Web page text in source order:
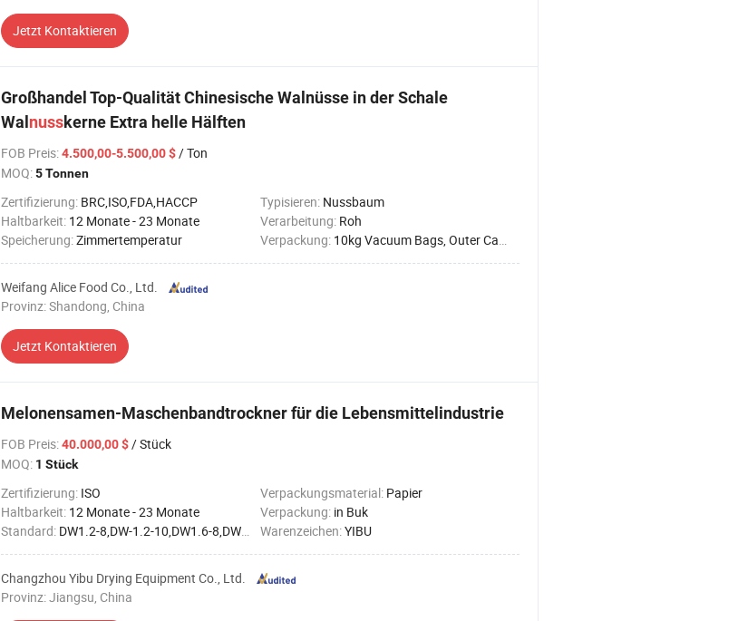
Jetzt Kontaktieren
Großhandel Top-Qualität Chinesische Walnüsse in der Schale
Wal nusskerne Extra helle Hälften
FOB Preis:4.500,00-5.500,00 $/ Ton
MOQ:5 Tonnen
Zertifizierung: BRC,ISO,FDA,HACCP Typisieren: Nussbaum
Haltbarkeit: 12 Monate - 23 Monate Verarbeitung: Roh
Speicherung:Zimmertemperatur Verpackung: 10kg Vacuum Bags, Outer Carton
Weifang Alice Food Co., Ltd.
Provinz: Shandong, China
Jetzt Kontaktieren
Melonensamen-Maschenbandtrockner für die Lebensmittelindustrie
FOB Preis:40.000,00 $/ Stück
MOQ: 1 Stück
Zertifizierung: ISO Verpackungsmaterial: Papier
Haltbarkeit: 12 Monate - 23 Monate Verpackung: in Buk
Standard: DW1.2-8,DW-1.2-10,DW1.6-8,DW-1.6-10,DW-2-8,DW-2-10 Warenzeichen:YIBU
Changzhou Yibu Drying Equipment Co., Ltd.
Provinz: Jiangsu, China